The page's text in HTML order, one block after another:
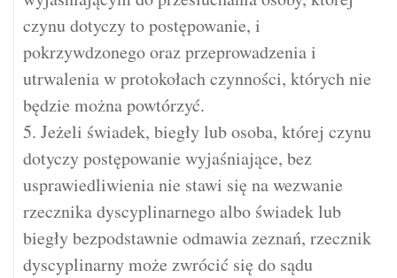
czynu dotyczy to postępowanie, i
pokrzywdzonego oraz przeprowadzenia i
utrwalenia w protokołach czynności, których nie
będzie można powtórzyć.
5. Jeżeli świadek, biegły lub osoba, której czynu
dotyczy postępowanie wyjaśniające, bez
usprawiedliwienia nie stawi się na wezwanie
rzecznika dyscyplinarnego albo świadek lub
biegły bezpodstawnie odmawia zeznań, rzecznik
dyscyplinarny może zwrócić się do sądu